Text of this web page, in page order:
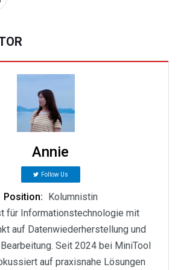
Annie
Follow Us
Position: Kolumnistin
für Informationstechnologie mit
auf Datenwiederherstellung und
Seit 2024 bei MiniTool
auf praxisnahe Lösungen